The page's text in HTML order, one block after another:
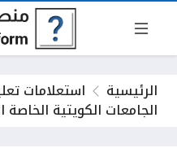
الرئيسية استعلامات
الجامعات الكويتية